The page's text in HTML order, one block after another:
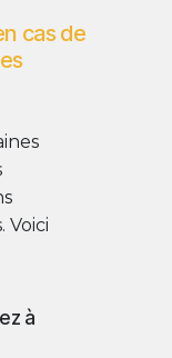
cas de
Voici
à